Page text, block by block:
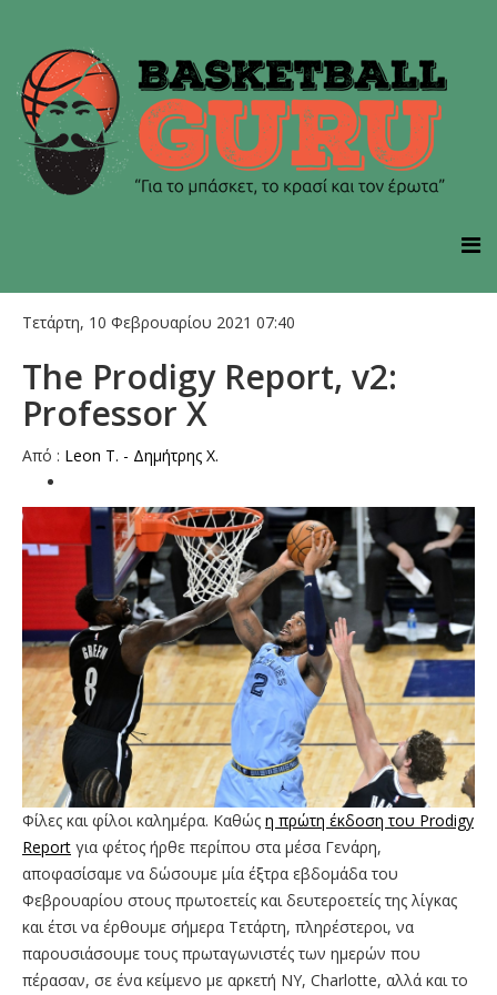
Τετάρτη, 10 Φεβρουαρίου 2021 07:40
The Prodigy Report, v2:
Professor X
Aπό : Leon T. - Δημήτρης Χ.
Φίλες και φίλοι καλημέρα. Καθώς η πρώτη έκδοση του Prodigy
Report για φέτος ήρθε περίπου στα μέσα Γενάρη,
αποφασίσαμε να δώσουμε μία έξτρα εβδομάδα του
Φεβρουαρίου στους πρωτοετείς και δευτεροετείς της λίγκας
και έτσι να έρθουμε σήμερα Τετάρτη, πληρέστεροι, να
παρουσιάσουμε τους πρωταγωνιστές των ημερών που
πέρασαν, σε ένα κείμενο με αρκετή NY, Charlotte, αλλά και το